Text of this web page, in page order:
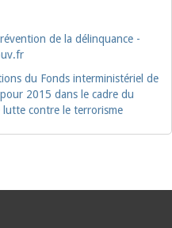
de la délinquance -
du Fonds interministériel de
2015 dans le cadre du
contre le terrorisme